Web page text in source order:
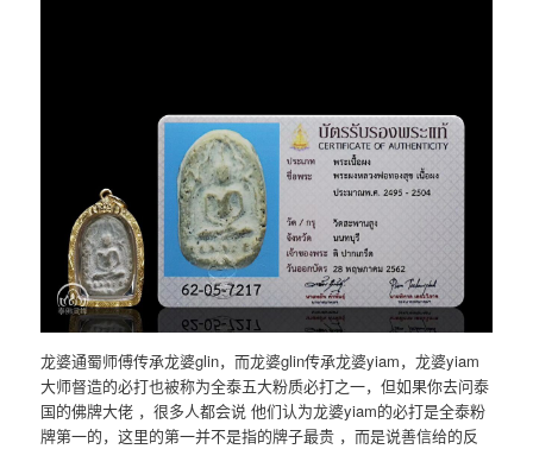
龙婆通蜀师傅传承龙婆glin，而龙婆glin传承龙婆yiam，龙婆yiam
大师督造的必打也被称为全泰五大粉质必打之一，但如果你去问泰
国的佛牌大佬 ，很多人都会说 他们认为龙婆yiam的必打是全泰粉
牌第一的，这里的第一并不是指的牌子最贵 ，而是说善信给的反